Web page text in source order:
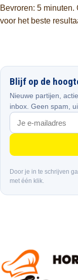
Bevroren: 5 minuten.
voor het beste
Blijf op de
Nieuwe partijen,
inbox. Geen spam,
Door je in te schrijven
met één klik.